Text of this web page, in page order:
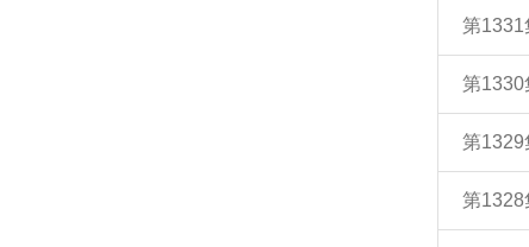
第1331
第1330
第1329
第1328